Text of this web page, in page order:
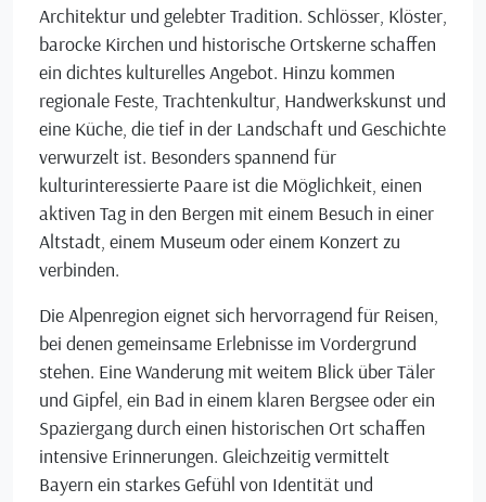
Architektur und gelebter Tradition. Schlösser, Klöster,
barocke Kirchen und historische Ortskerne schaffen
ein dichtes kulturelles Angebot. Hinzu kommen
regionale Feste, Trachtenkultur, Handwerkskunst und
eine Küche, die tief in der Landschaft und Geschichte
verwurzelt ist. Besonders spannend für
kulturinteressierte Paare ist die Möglichkeit, einen
aktiven Tag in den Bergen mit einem Besuch in einer
Altstadt, einem Museum oder einem Konzert zu
verbinden.
Die Alpenregion eignet sich hervorragend für Reisen,
bei denen gemeinsame Erlebnisse im Vordergrund
stehen. Eine Wanderung mit weitem Blick über Täler
und Gipfel, ein Bad in einem klaren Bergsee oder ein
Spaziergang durch einen historischen Ort schaffen
intensive Erinnerungen. Gleichzeitig vermittelt
Bayern ein starkes Gefühl von Identität und